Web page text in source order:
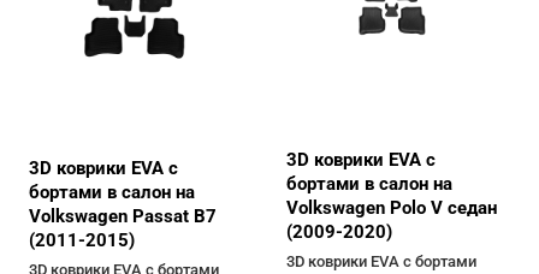
3D коврики EVA с
бортами в салон на
Volkswagen Passat B7
(2011-2015)
3D коврики EVA с бортами
3D коврики EVA с
бортами в салон на
Volkswagen Polo V седан
(2009-2020)
3D коврики EVA с бортами